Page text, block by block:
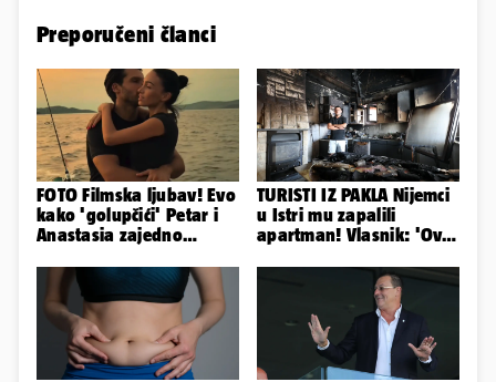
Preporučeni članci
FOTO Filmska ljubav! Evo
kako 'golupčići' Petar i
Anastasia zajedno
TURISTI IZ PAKLA Nijemci
u Istri mu zapalili
apartman! Vlasnik: 'Ovo